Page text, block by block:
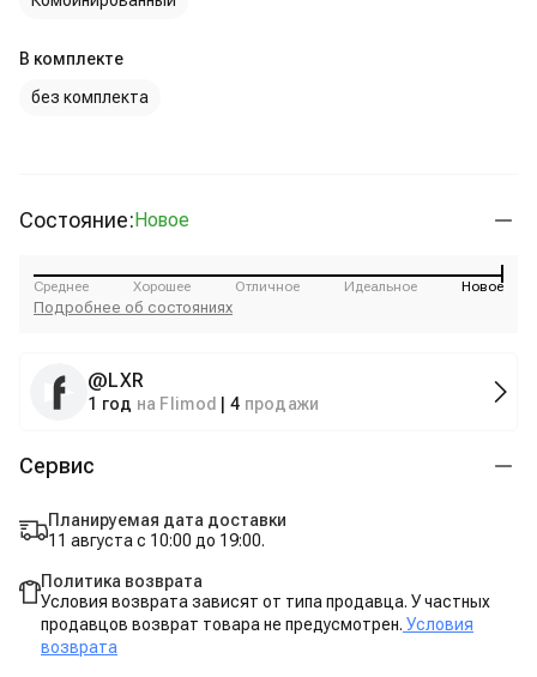
В комплекте
без комплекта
Состояние:Новое
Среднее Хорошее Отличное Идеальное Новое
Подробнее об состояниях
@LXR
1 год на Flimod 4 продажи
Сервис
Планируемая дата доставки
11 августа с 10:00 до 19:00.
Политика возврата
Условия возврата зависят от типа продавца. У частных
продавцов возврат товара не предусмотрен. Условия
возврата